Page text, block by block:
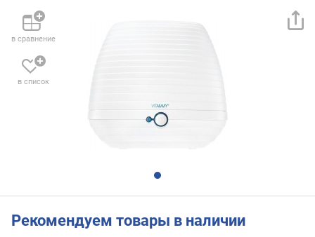
в сравнение
в список
Рекомендуем товары в наличии